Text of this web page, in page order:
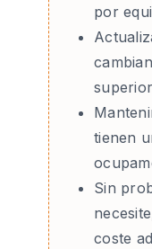
por
tienen
Sin
coste